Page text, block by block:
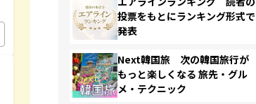
投票をもとにランキング形式で
発表
Next韓国旅 次の韓国旅行が
もっと楽しくなる 旅先・グル
メ・テクニック